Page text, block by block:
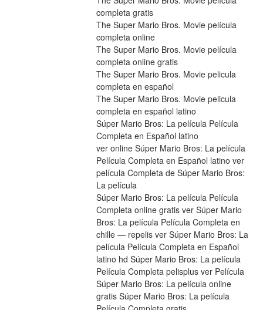
completa gratis
The Super Mario Bros. Movie película
completa online
The Super Mario Bros. Movie película
completa online gratis
The Super Mario Bros. Movie pelicula
completa en español
The Super Mario Bros. Movie pelicula
completa en español latino
Súper Mario Bros: La película Película
Completa en Español latino
ver online Súper Mario Bros: La película
Película Completa en Español latino ver
película Completa de Súper Mario Bros:
La película
Súper Mario Bros: La película Película
Completa online gratis ver Súper Mario
Bros: La película Película Completa en
chille — repelis ver Súper Mario Bros: La
película Película Completa en Español
latino hd Súper Mario Bros: La película
Película Completa pelisplus ver Película
Súper Mario Bros: La película online
gratis Súper Mario Bros: La película